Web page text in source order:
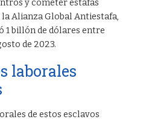
y cometer estafas
Alianza Global Antiestafa,
1 billón de dólares entre
de 2023.
laborales
de estos esclavos